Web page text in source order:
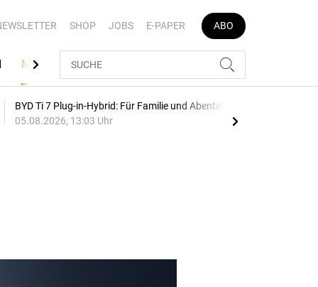
SHOP JOBS E-PAPER ABO
MEDIATHEK
BYD Ti 7 Plug-in-Hybrid: Für Familie und Abenteuer
05.08.2026, 13:03 Uhr